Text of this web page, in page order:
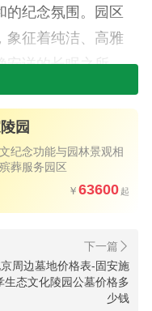
的纪念氛围。园区
象征着纯洁、高雅
安详的长眠之所，
以39800元的价格
条流畅，与周围环
丧葬理念。
价38900元，巧妙
镌刻清晰，传达对
园
纪念功能与园林景观相
葬服务园区
63600
周边墓地价格表-固安施
生态文化陵园公墓价格多
少钱